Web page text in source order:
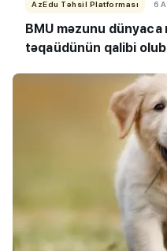
AzEdu Təhsil Platforması 6
BMU məzunu
təqaüdünün qalibi olub